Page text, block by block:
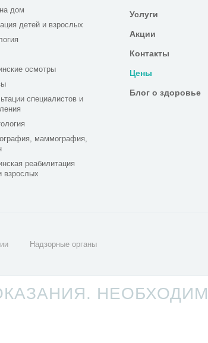
дом
детей и взрослых
осмотры
специалистов и
маммография,
реабилитация
взрослых
Услуги
Акции
Контакты
Цены
Блог о здоровье
Надзорные органы